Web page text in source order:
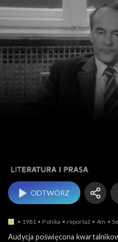
ODTWÓRZ
1981 Polska reportaż 4m
Audycja poświęcona